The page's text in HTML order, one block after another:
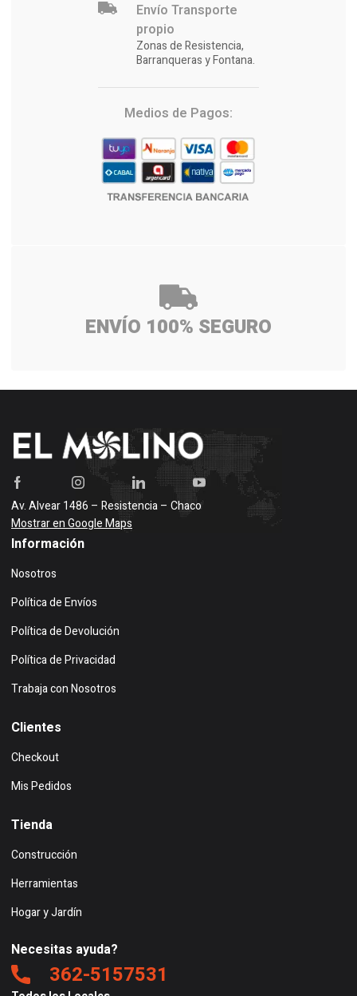
Envío Transporte
propio
Zonas de Resistencia,
Barranqueras y Fontana.
Medios de Pagos:
ENVÍO 100% SEGURO
Av. Alvear 1486 – Resistencia – Chaco
Mostrar en Google Maps
Información
Nosotros
Política de Envíos
Política de Devolución
Política de Privacidad
Trabaja con Nosotros
Clientes
Checkout
Mis Pedidos
Tienda
Construcción
Herramientas
Hogar y Jardín
Necesitas ayuda?
362-5157531